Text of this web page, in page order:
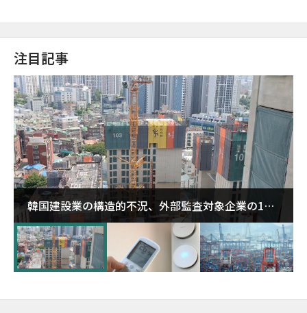
注目記事
韓国建設業の構造的不況、外部監査対象企業の1割
超が「ゾンビ企業」に…5年で2.8倍増